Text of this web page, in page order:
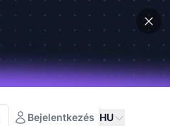
Bejelentkezés HU